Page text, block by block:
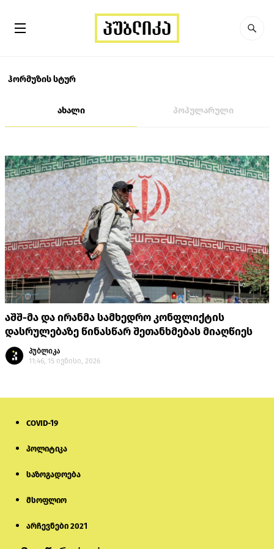
ჰორმუზის სტურ
ახალი პოპულარული
აშშ-მა და ირანმა სამხედრო კონფლიქტის
დასრულებაზე წინასწარ შეთანხმებას მიაღწიეს
პუბლიკა
11:46, 15 ივნისი, 2026
COVID-19
პოლიტიკა
საზოგადოება
მსოფლიო
არჩევნები 2021